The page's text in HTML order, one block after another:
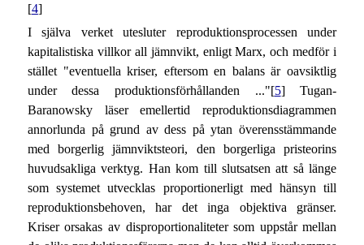
[4]
I själva verket utesluter reproduktionsprocessen under
kapitalistiska villkor all jämnvikt, enligt Marx, och medför i
stället "eventuella kriser, eftersom en balans är oavsiktlig
under dessa produktionsförhållanden ..."[5] Tugan-
Baranowsky läser emellertid reproduktionsdiagrammen
annorlunda på grund av dess på ytan överensstämmande
med borgerlig jämnviktsteori, den borgerliga pristeorins
huvudsakliga verktyg. Han kom till slutsatsen att så länge
som systemet utvecklas proportionerligt med hänsyn till
reproduktionsbehoven, har det inga objektiva gränser.
Kriser orsakas av disproportionaliteter som uppstår mellan